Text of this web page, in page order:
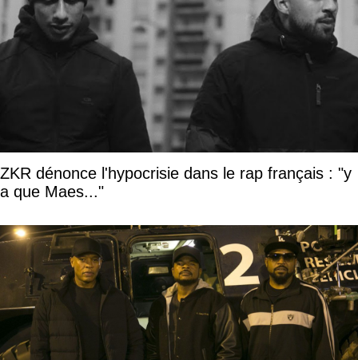
ZKR dénonce l'hypocrisie dans le rap français : "y
a que Maes..."